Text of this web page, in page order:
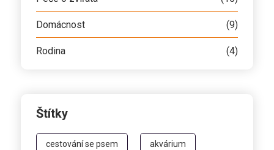
Domácnost (9)
Rodina (4)
Štítky
cestování se psem akvárium